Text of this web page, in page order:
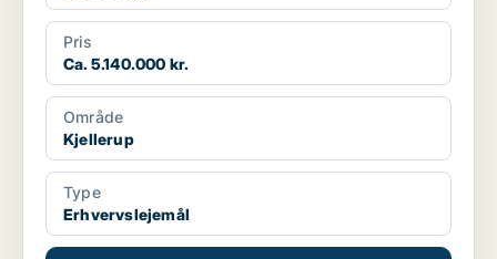
Pris
Ca. 5.140.000 kr.
Område
Kjellerup
Type
Erhvervslejemål